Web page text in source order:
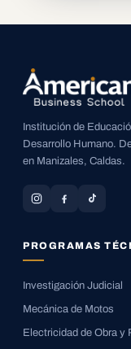
Institución de
Desarrollo Humano.
en Manizales, Caldas.
PROGRAMAS
Investigación Judicial
Mecánica de Motos
Electricidad de Obra y